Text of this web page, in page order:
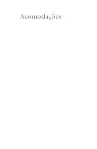
Acomodações